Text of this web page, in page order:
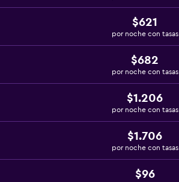
$621
por noche con tasas
$682
por noche con tasas
$1.206
por noche con tasas
$1.706
por noche con tasas
$96